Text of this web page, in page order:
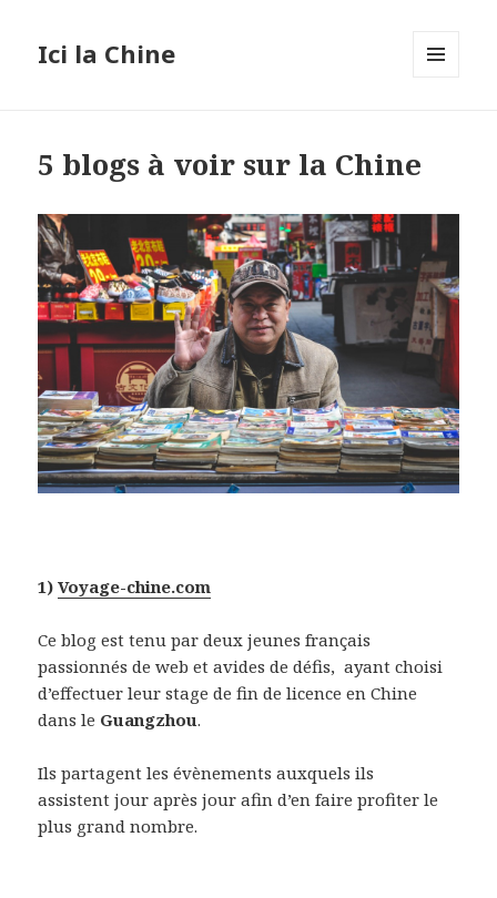
Ici la Chine
5 blogs à voir sur la Chine
1)Voyage-chine.com
Ce blog est tenu par deux jeunes français
passionnés de web et avides de défis, ayant choisi
d’effectuer leur stage de fin de licence en Chine
dans le Guangzhou.
Ils partagent les évènements auxquels ils
assistent jour après jour afin d’en faire profiter le
plus grand nombre.